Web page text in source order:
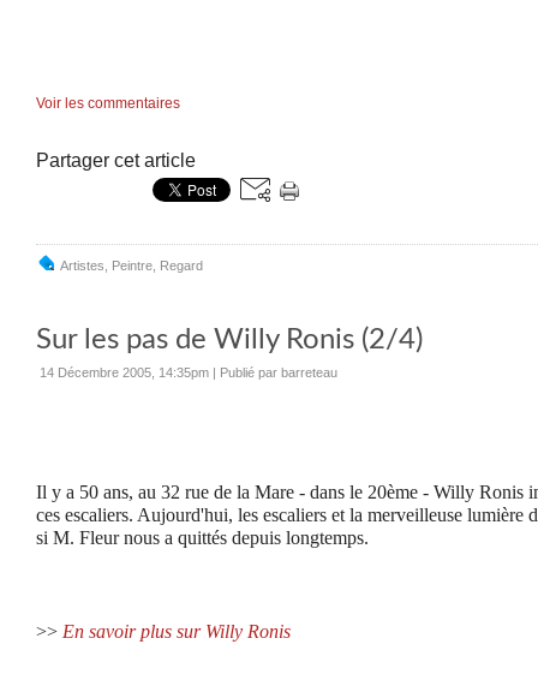
Voir les commentaires
Partager cet article
Artistes Peintre Regard
Sur les pas de Willy Ronis (2/4)
14 Décembre 2005, 14:35pm | Publié par barreteau
Il y a 50 ans, au 32 rue de la Mare - dans le 20ème - Willy Ronis
ces escaliers. Aujourd'hui, les escaliers et la merveilleuse lumière
si M. Fleur nous a quittés depuis longtemps.
>> En savoir plus sur Willy Ronis